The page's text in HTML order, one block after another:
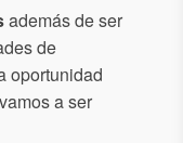
además de ser
de
oportunidad
a ser